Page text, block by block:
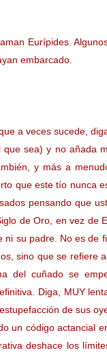
Eurípides.
embarcado.
a veces sucede,
que sea) y no
y más a
que este tío nunca
pensando que
de Oro, en vez de
ni su padre. No es de
sino que se refiere
del cuñado se
Diga, MUY
de sus
un código actancial
deshace los